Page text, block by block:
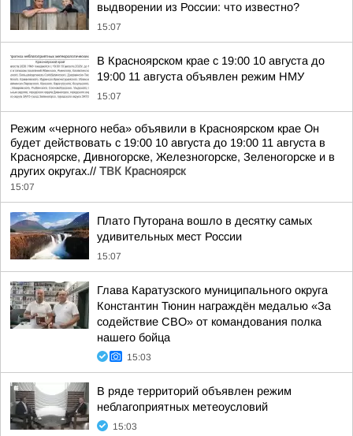
выдворении из России: что известно?
15:07
В Красноярском крае с 19:00 10 августа до
19:00 11 августа объявлен режим НМУ
15:07
Режим «черного неба» объявили в Красноярском крае Он
будет действовать с 19:00 10 августа до 19:00 11 августа в
Красноярске, Дивногорске, Железногорске, Зеленогорске и в
других округах.// ТВК Красноярск
15:07
Плато Путорана вошло в десятку самых
удивительных мест России
15:07
Глава Каратузского муниципального округа
Константин Тюнин награждён медалью «За
содействие СВО» от командования полка
нашего бойца
15:03
В ряде территорий объявлен режим
неблагоприятных метеоусловий
15:03